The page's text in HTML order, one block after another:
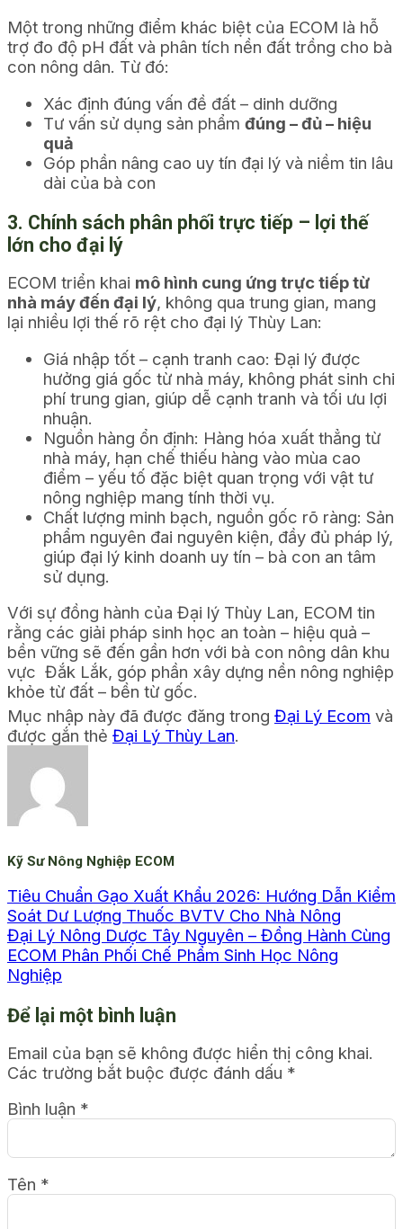
Một trong những điểm khác biệt của ECOM là hỗ
trợ đo độ pH đất và phân tích nền đất trồng cho bà
con nông dân. Từ đó:
Xác định đúng vấn đề đất – dinh dưỡng
Tư vấn sử dụng sản phẩm đúng – đủ – hiệu
quả
Góp phần nâng cao uy tín đại lý và niềm tin lâu
dài của bà con
3. Chính sách phân phối trực tiếp – lợi thế
lớn cho đại lý
ECOM triển khai mô hình cung ứng trực tiếp từ
nhà máy đến đại lý, không qua trung gian, mang
lại nhiều lợi thế rõ rệt cho đại lý Thùy Lan:
Giá nhập tốt – cạnh tranh cao: Đại lý được
hưởng giá gốc từ nhà máy, không phát sinh chi
phí trung gian, giúp dễ cạnh tranh và tối ưu lợi
nhuận.
Nguồn hàng ổn định: Hàng hóa xuất thẳng từ
nhà máy, hạn chế thiếu hàng vào mùa cao
điểm – yếu tố đặc biệt quan trọng với vật tư
nông nghiệp mang tính thời vụ.
Chất lượng minh bạch, nguồn gốc rõ ràng: Sản
phẩm nguyên đai nguyên kiện, đầy đủ pháp lý,
giúp đại lý kinh doanh uy tín – bà con an tâm
sử dụng.
Với sự đồng hành của Đại lý Thùy Lan, ECOM tin
rằng các giải pháp sinh học an toàn – hiệu quả –
bền vững sẽ đến gần hơn với bà con nông dân khu
vực Đắk Lắk, góp phần xây dựng nền nông nghiệp
khỏe từ đất – bền từ gốc.
Mục nhập này đã được đăng trong Đại Lý Ecom và
được gắn thẻ Đại Lý Thùy Lan.
Kỹ Sư Nông Nghiệp ECOM
Tiêu Chuẩn Gạo Xuất Khẩu 2026: Hướng Dẫn Kiểm
Soát Dư Lượng Thuốc BVTV Cho Nhà Nông
Đại Lý Nông Dược Tây Nguyên – Đồng Hành Cùng
ECOM Phân Phối Chế Phẩm Sinh Học Nông
Nghiệp
Để lại một bình luận
Email của bạn sẽ không được hiển thị công khai.
Các trường bắt buộc được đánh dấu *
Bình luận *
Tên *